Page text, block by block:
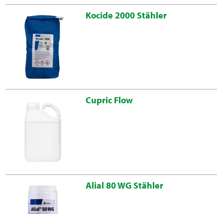
Kocide 2000 Stähler
Cupric Flow
Alial 80 WG Stähler